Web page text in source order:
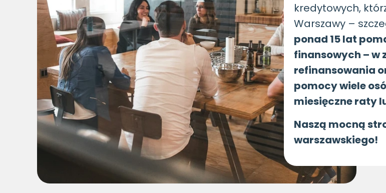
kredytowych,
Warszawy –
ponad 15 lat
finansowych – w
refinansowania
pomocy wiele
miesięczne raty
Naszą mocną
warszawskiego!